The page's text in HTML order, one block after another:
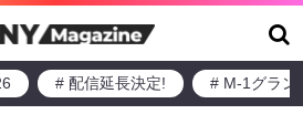
# 配信延長決定! # M-1グラン